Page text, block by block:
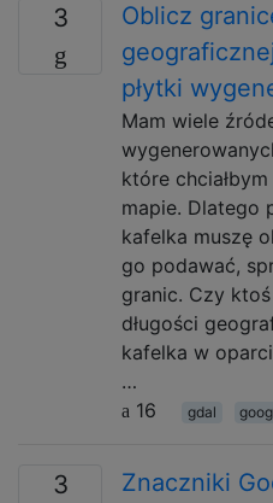
3
Oblicz
płytki
Mam wiele
które
mapie. Dlatego
kafelka muszę
go podawać,
granic. Czy
długości
kafelka w
…
16
gdal
3
Znaczniki